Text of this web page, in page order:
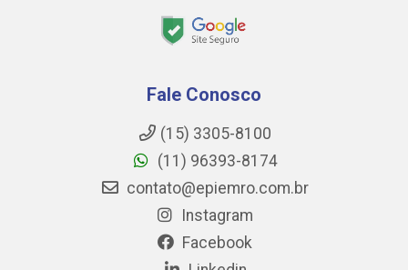
Fale Conosco
(15) 3305-8100
(11) 96393-8174
contato@epiemro.com.br
Instagram
Facebook